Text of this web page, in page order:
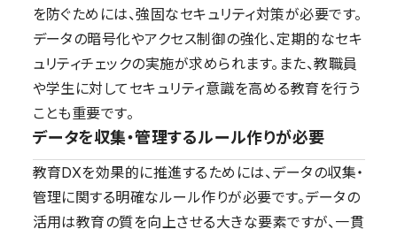
を防ぐためには、強固なセキュリティ対策が必要です。
データの暗号化やアクセス制御の強化、定期的なセキ
ュリティチェックの実施が求められます。また、教職員
や学生に対してセキュリティ意識を高める教育を行う
ことも重要です。
データを収集・管理するルール作りが必要
教育DXを効果的に推進するためには、データの収集・
管理に関する明確なルール作りが必要です。データの
活用は教育の質を向上させる大きな要素ですが、一貫